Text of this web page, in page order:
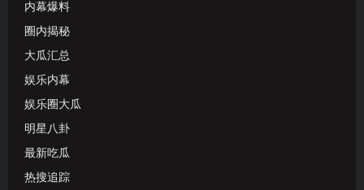
内幕爆料
圈内揭秘
大瓜汇总
娱乐内幕
娱乐圈大瓜
明星八卦
最新吃瓜
热搜追踪